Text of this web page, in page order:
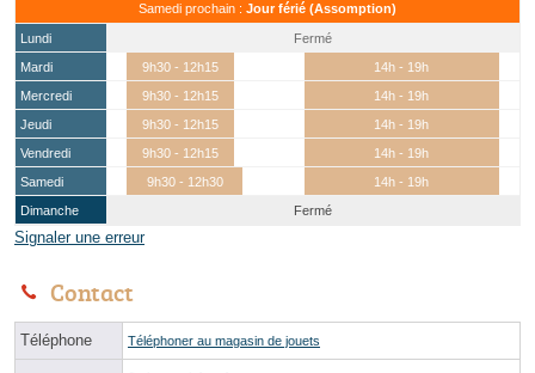
Samedi prochain : Jour férié (Assomption)
Lundi
Fermé
Mardi
9h30 - 12h15
14h - 19h
Mercredi
9h30 - 12h15
14h - 19h
Jeudi
9h30 - 12h15
14h - 19h
Vendredi
9h30 - 12h15
14h - 19h
Samedi
9h30 - 12h30
14h - 19h
Dimanche
Fermé
Signaler une erreur
Contact
Téléphone Téléphoner au magasin de jouets